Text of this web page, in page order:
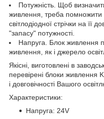
Потужність. Щоб
живлення, треба помножити
світлодіодної стрічки на її
"запасу" потужності.
Напруга. Блок живлення
живлення, як і джерело
Якісні, виготовлені в
перевірені блоки живлення
і довговічності Вашого
Характеристики:
Напруга: 24V